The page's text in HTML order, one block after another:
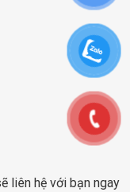
liên hệ với bạn ngay